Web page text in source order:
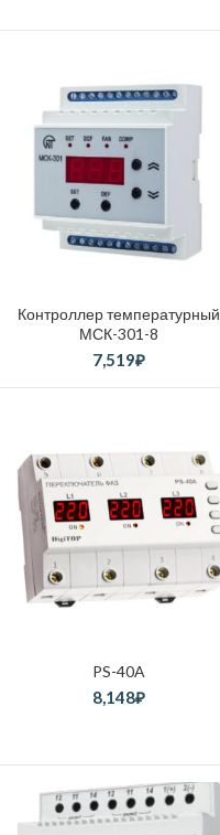
Контроллер температурный
МСК-301-8
7,519₽
PS-40A
8,148₽